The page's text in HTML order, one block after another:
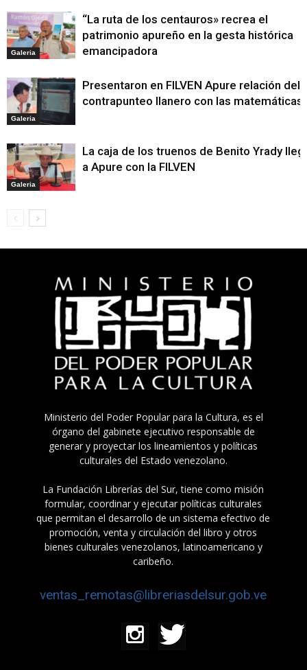
Galeria
“La ruta de los centauros» recrea el
patrimonio apureño en la gesta histórica
emancipadora
Galeria
Presentaron en FILVEN Apure relación del
contrapunteo llanero con las matemáticas
Galeria
La caja de los truenos de Benito Yrady
a Apure con la FILVEN
Ministerio del Poder Popular para la Cultura, es el
órgano del gabinete ejecutivo responsable de
generar y proyectar los lineamientos y políticas
culturales del Estado venezolano.
La Fundación Librerías del Sur, tiene como misión
formular, coordinar y ejecutar políticas culturales
que permitan el desarrollo de un sistema efectivo de
promoción, venta y circulación del libro y otros
bienes culturales venezolanos, latinoamericano y
caribeño.
ventas_remotas@libreriasdelsur.gob.ve